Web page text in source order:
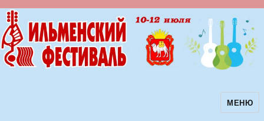
Ильменский фестиваль авторскойМЕНЮ